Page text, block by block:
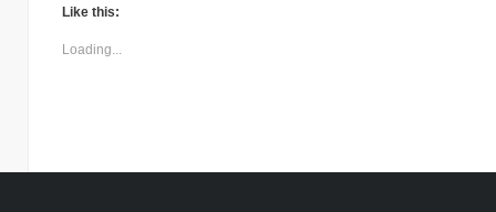
Like this:
Loading...